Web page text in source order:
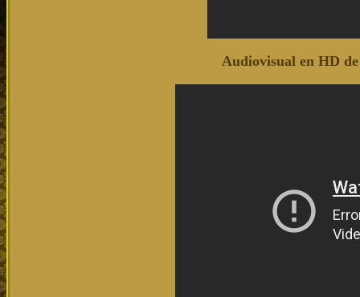
Audiovisual en HD de